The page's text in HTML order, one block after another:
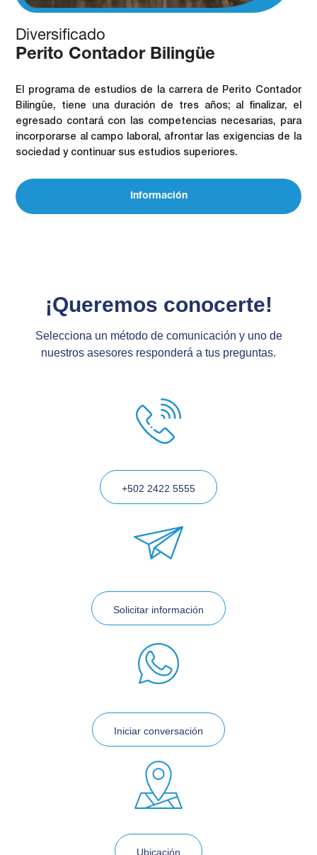
Diversificado
Perito Contador Bilingüe
El programa de estudios de la carrera de Perito Contador
Bilingüe, tiene una duración de tres años; al finalizar, el
egresado contará con las competencias necesarias, para
incorporarse al campo laboral, afrontar las exigencias de la
sociedad y continuar sus estudios superiores.
Información
¡Queremos conocerte!
Selecciona un método de comunicación y uno de
nuestros asesores responderá a tus preguntas.
+502 2422 5555
Solicitar información
Iniciar conversación
Ubicación